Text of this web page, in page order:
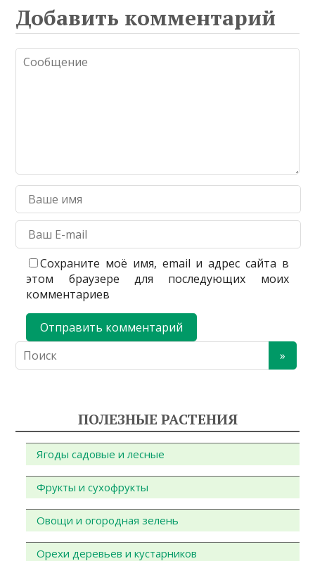
Добавить комментарий
Сохраните моё имя, email и адрес сайта в
этом браузере для последующих моих
комментариев
ПОЛЕЗНЫЕ РАСТЕНИЯ
Ягоды садовые и лесные
Фрукты и сухофрукты
Овощи и огородная зелень
Орехи деревьев и кустарников